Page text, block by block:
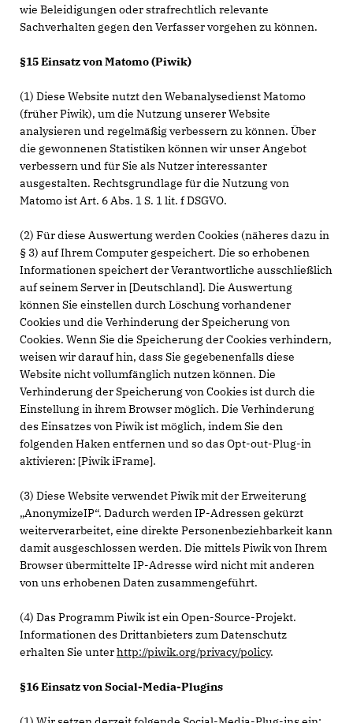
wie Beleidigungen oder strafrechtlich relevante
Sachverhalten gegen den Verfasser vorgehen zu können.
§15 Einsatz von Matomo (Piwik)
(1) Diese Website nutzt den Webanalysedienst Matomo
(früher Piwik), um die Nutzung unserer Website
analysieren und regelmäßig verbessern zu können. Über
die gewonnenen Statistiken können wir unser Angebot
verbessern und für Sie als Nutzer interessanter
ausgestalten. Rechtsgrundlage für die Nutzung von
Matomo ist Art. 6 Abs. 1 S. 1 lit. f DSGVO.
(2) Für diese Auswertung werden Cookies (näheres dazu in
§ 3) auf Ihrem Computer gespeichert. Die so erhobenen
Informationen speichert der Verantwortliche ausschließlich
auf seinem Server in [Deutschland]. Die Auswertung
können Sie einstellen durch Löschung vorhandener
Cookies und die Verhinderung der Speicherung von
Cookies. Wenn Sie die Speicherung der Cookies verhindern,
weisen wir darauf hin, dass Sie gegebenenfalls diese
Website nicht vollumfänglich nutzen können. Die
Verhinderung der Speicherung von Cookies ist durch die
Einstellung in ihrem Browser möglich. Die Verhinderung
des Einsatzes von Piwik ist möglich, indem Sie den
folgenden Haken entfernen und so das Opt-out-Plug-in
aktivieren: [Piwik iFrame].
(3) Diese Website verwendet Piwik mit der Erweiterung
AnonymizeIP“. Dadurch werden IP-Adressen gekürzt
weiterverarbeitet, eine direkte Personenbeziehbarkeit kann
damit ausgeschlossen werden. Die mittels Piwik von Ihrem
Browser übermittelte IP-Adresse wird nicht mit anderen
von uns erhobenen Daten zusammengeführt.
(4) Das Programm Piwik ist ein Open-Source-Projekt.
Informationen des Drittanbieters zum Datenschutz
erhalten Sie unterhttp://piwik.org/privacy/policy.
§16 Einsatz von Social-Media-Plugins